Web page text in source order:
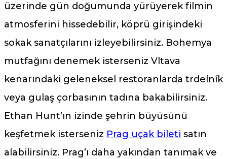
üzerinde gün doğumunda yürüyerek filmin
atmosferini hissedebilir, köprü girişindeki
sokak sanatçılarını izleyebilirsiniz. Bohemya
mutfağını denemek isterseniz Vltava
kenarındaki geleneksel restoranlarda trdelník
veya gulaş çorbasının tadına bakabilirsiniz.
Ethan Hunt’ın izinde şehrin büyüsünü
keşfetmek isterseniz Prag uçak bileti satın
alabilirsiniz. Prag’ı daha yakından tanımak ve